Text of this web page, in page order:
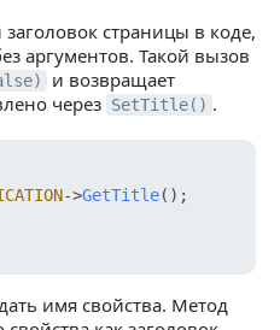
страницы в коде,
аргументов. Такой вызов
и возвращает
через SetTitle() .
->GetTitle();
имя свойства. Метод